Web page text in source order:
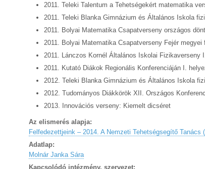
2011. Teleki Talentum a Tehetségekért matematika
2011. Teleki Blanka Gimnázium és Általános Iskola
2011. Bolyai Matematika Csapatverseny országos
2011. Bolyai Matematika Csapatverseny Fejér megyei
2011. Lánczos Kornél Általános Iskolai Fizikaverseny
2011. Kutató Diákok Regionális Konferenciáján I.
2012. Teleki Blanka Gimnázium és Általános Iskola
2012. Tudományos Diákkörök XII. Országos
2013. Innovációs verseny: Kiemelt dicséret
Az elismerés alapja:
Felfedezettjeink – 2014. A Nemzeti Tehetségsegítő Tanács
Adatlap:
Molnár Janka Sára
Kapcsolódó intézmény, szervezet: